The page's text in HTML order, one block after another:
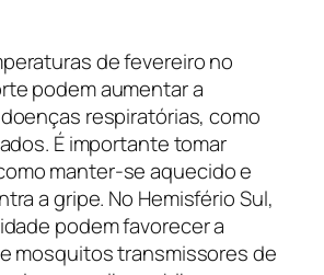
de fevereiro no
podem aumentar a
respiratórias, como
É importante tomar
manter-se aquecido e
a gripe. No Hemisfério Sul,
podem favorecer a
mosquitos transmissores de